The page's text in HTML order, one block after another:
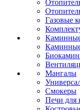
Газовые
Мангалы
Смокеры
Печи для